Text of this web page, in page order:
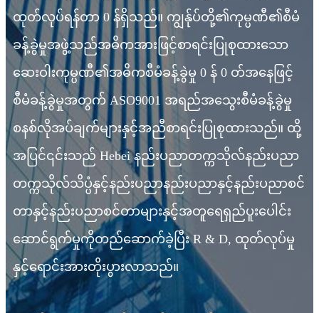
ထုတ်လုပ်ရန်တာ 0 န်ရှိသည်။ ကျွန်ုပ်တို့၏ကုမ္ပဏီ၏စီမံ
ခန့်ခွဲမှုအဖွဲ့သည်အဓိကအားဖြင့်စာရင်းပြုစုထားသော
ဆေးဝါးကုမ္ပဏီ၏အဓိကစီမံခန့်ခွဲမှု 0 န် 0 တ်အနေဖြင့်
စီမံခန့်ခွဲမှုအတွက် ASO9001 အရည်အသွေးစီမံခန့်ခွဲမှု
စနစ်လိုအပ်ချက်များနှင့်အညီစာရင်းပြုစုထားသည်။ ထို့
အပြင်၎င်းသည် Hebei နည်းပညာတက္ကသိုလ်နည်းပညာ
တက္ကသိုလ်သိပ္ပံနှင့်နည်းပညာနည်းပညာနှင့်နည်းပညာစင်
တာနှင့်နည်းပညာစင်တာများနှင့်အတူရေရှည်ပူးပေါင်း
ဆောင်ရွက်မှုကိုတည်ဆောက်ခဲ့ပြီး R & D, ထုတ်လုပ်မှု
နှင့်ရောင်းအားတိုးပွားလာသည်။